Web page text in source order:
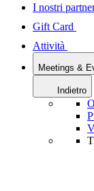
I nostri
Gift Card
Attività
Meetings &
Indietro